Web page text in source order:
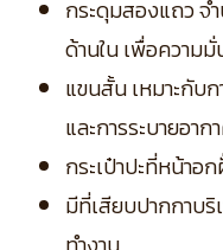
กระดุมสองแถว จ
ด้านใน เพื่อความมั่
แขนสั้น เหมาะกับ
และการระบายอา
กระเป๋าปะที่หน้าอ
มีที่เสียบปากกาบริ